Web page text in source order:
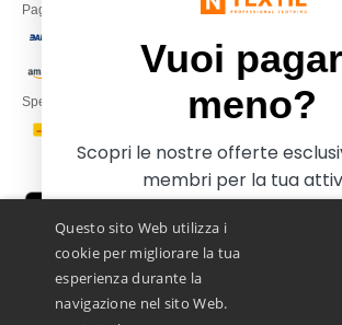
Paga con
Spediamo con
Questo sito Web utilizza i
cookie per migliorare la tua
esperienza durante la
navigazione nel sito Web.
Vuoi
meno?
Scopri le nostre offerte
membri per la tua